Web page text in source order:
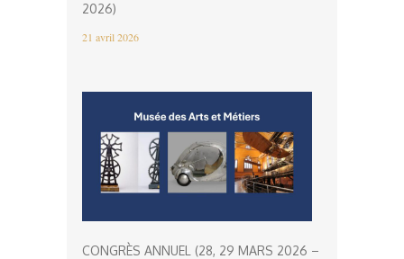
2026)
21 avril 2026
CONGRÈS ANNUEL (28, 29 MARS 2026 –